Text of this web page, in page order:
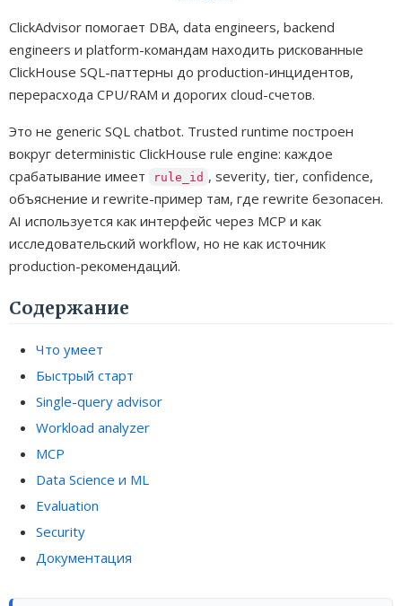
ClickAdvisor помогает DBA, data engineers, backend
engineers и platform-командам находить рискованные
ClickHouse SQL-паттерны до production-инцидентов,
перерасхода CPU/RAM и дорогих cloud-счетов.
Это не generic SQL chatbot. Trusted runtime построен
вокруг deterministic ClickHouse rule engine: каждое
срабатывание имеет
rule_id , severity, tier, confidence,
объяснение и rewrite-пример там, где rewrite безопасен.
AI используется как интерфейс через MCP и как
исследовательский workflow, но не как источник
production-рекомендаций.
Содержание
Что умеет
Быстрый старт
Single-query advisor
Workload analyzer
MCP
Data Science и ML
Evaluation
Security
Документация